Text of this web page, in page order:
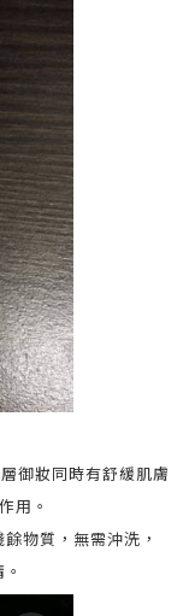
御妝同時有舒緩肌膚
用。
物質，無需沖洗，